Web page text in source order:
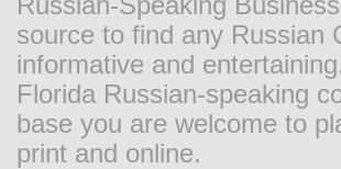
source to find any Russian
informative and
Florida Russian-speaking
base you are welcome to
print and online.